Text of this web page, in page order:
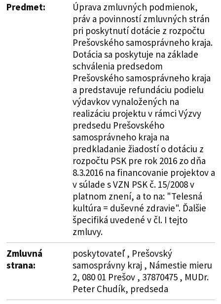
Predmet:
Úprava zmluvných podmienok,
práv a povinností zmluvných strán
pri poskytnutí dotácie z rozpočtu
Prešovského samosprávneho kraja.
Dotácia sa poskytuje na základe
schválenia predsedom
Prešovského samosprávneho kraja
a predstavuje refundáciu podielu
výdavkov vynaložených na
realizáciu projektu v rámci Výzvy
predsedu Prešovského
samosprávneho kraja na
predkladanie žiadostí o dotáciu z
rozpočtu PSK pre rok 2016 zo dňa
8.3.2016 na financovanie projektov a
v súlade s VZN PSK č. 15/2008 v
platnom znení, a to na: "Telesná
kultúra = duševné zdravie". Ďalšie
špecifiká uvedené v čl. I tejto
zmluvy.
Zmluvná
strana:
poskytovateľ , Prešovský
samosprávny kraj , Námestie mieru
2, 080 01 Prešov , 37870475 , MUDr.
Peter Chudík, predseda